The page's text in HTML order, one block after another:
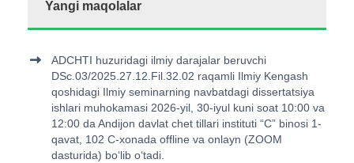
Yangi maqolalar
ADCHTI huzuridagi ilmiy darajalar beruvchi
DSc.03/2025.27.12.Fil.32.02 raqamli Ilmiy Kengash
qoshidagi Ilmiy seminarning navbatdagi dissertatsiya
ishlari muhokamasi 2026-yil, 30-iyul kuni soat 10:00 va
12:00 da Andijon davlat chet tillari instituti “C” binosi 1-
qavat, 102 C-xonada offline va onlayn (ZOOM
dasturida) bo‘lib o‘tadi.